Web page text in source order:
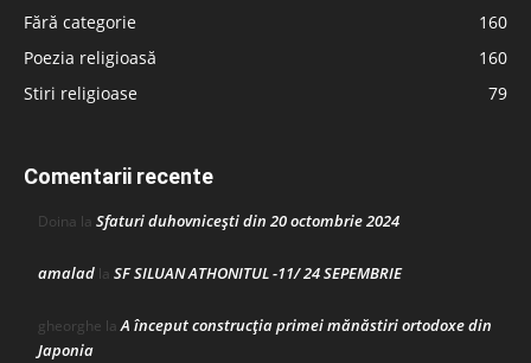
Fără categorie
160
Poezia religioasă
160
Stiri religioase
79
Comentarii recente
Doina la Sfaturi duhovnicești din 20 octombrie 2024
amalad la SF SILUAN ATHONITUL -11/ 24 SEPEMBRIE
gheorghe laA început construcţia primei mănăstiri ortodoxe din
Japonia